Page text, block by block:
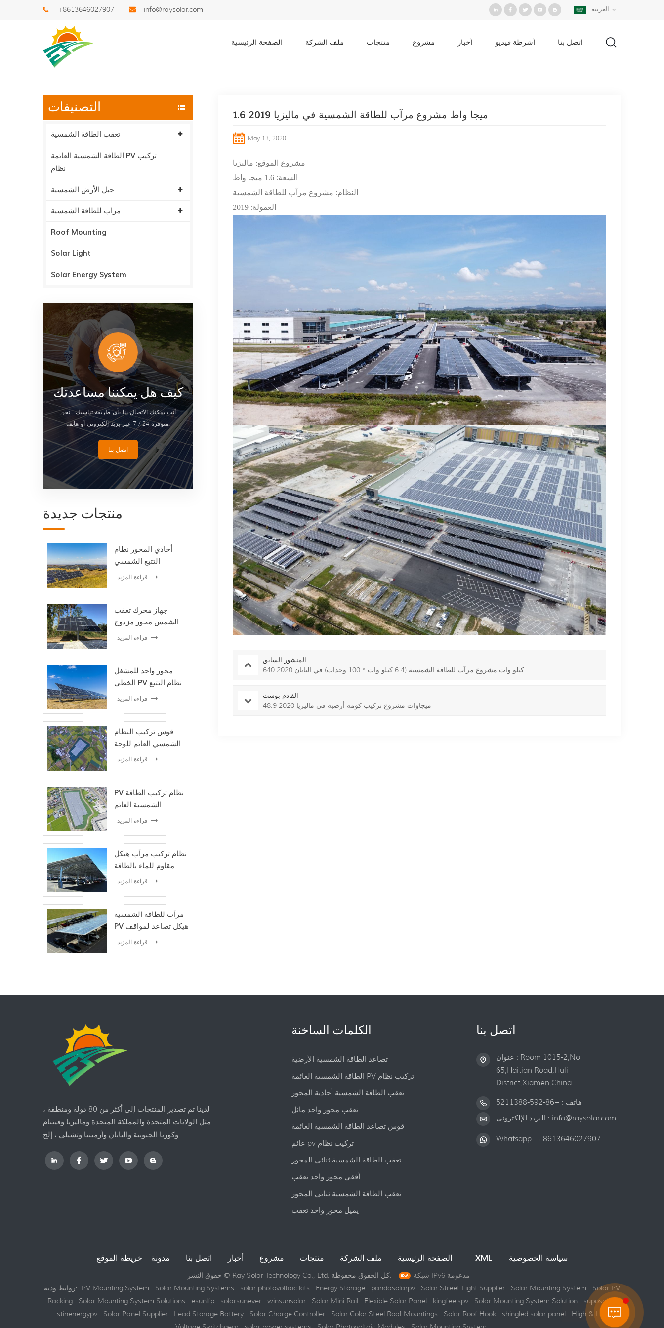
+8613646027907 info@raysolar.com العربية
الصفحة الرئيسية ملف الشركة منتجات مشروع أخبار أشرطة فيديو اتصل بنا مشروع الصفحة الرئيسية مشروع
1.6 ميجا واط مشروع مرآب للطاقة الشمسية في ماليزيا 2019
May 13, 2020
مشروع الموقع: ماليزيا
السعة: 1.6 ميجا واط
النظام: مشروع مرآب للطاقة الشمسية
العمولة: 2019
المنشور السابق
640 كيلو وات مشروع مرآب للطاقة الشمسية (6.4 كيلو وات * 100 وحدات) في اليابان 2020
القادم بوست
48.9 ميجاوات مشروع تركيب كومة أرضية في ماليزيا 2020
التصنيفات
تعقب الطاقة الشمسية
الطاقة الشمسية العائمة PV تركيب
نظام
جبل الأرض الشمسية
مرآب للطاقة الشمسية
Roof Mounting
Solar Light
Solar Energy System
كيف هل يمكننا مساعدتك
أنت يمكنك الاتصال بنا بأي طريقة تناسبك . نحن
متوفرة 24 / 7 عبر بريد إلكتروني أو هاتف.
اتصل بنا
منتجات جديدة
أحادي المحور نظام
التتبع الشمسي
الكهروضوئي
قراءة المزيد
جهاز محرك تعقب
الشمس محور مزدوج
نظام تعقب الطاقة
قراءة المزيد
محور واحد للمشغل
الخطي PV نظام التتبع
الشمسي
قراءة المزيد
قوس تركيب النظام
الشمسي العائم للوحة
الشمسية
قراءة المزيد
PV نظام تركيب الطاقة
الشمسية العائم
قراءة المزيد
نظام تركيب مرآب هيكل
مقاوم للماء بالطاقة
الشمسية
قراءة المزيد
مرآب للطاقة الشمسية
PV هيكل تصاعد لمواقف
السيارات
قراءة المزيد
لدينا تم تصدير المنتجات إلى أكثر من 80 دولة ومنطقة ،
مثل الولايات المتحدة والمملكة المتحدة وماليزيا وفيتنام
وكوريا الجنوبية واليابان وأرمينيا وتشيلي ، إلخ.
الكلمات الساخنة
تصاعد الطاقة الشمسية الأرضية
الطاقة الشمسية العائمة PV تركيب نظام
تعقب الطاقة الشمسية أحادية المحور
تعقب محور واحد مائل
قوس تصاعد الطاقة الشمسية العائمة
عائم pv تركيب نظام
تعقب الطاقة الشمسية ثنائي المحور
أفقي محور واحد تعقب
تعقب الطاقة الشمسية ثنائي المحور
يميل محور واحد تعقب
اتصل بنا
عنوان : Room 1015-2,No.
65,Haitian Road,Huli
District,Xiamen,China
هاتف : +86-592-5211388
البريد الإلكتروني : info@raysolar.com
Whatsapp : +8613646027907
الصفحة الرئيسية ملف الشركة منتجات مشروع أخبار اتصل بنا مدونة XML سياسة الخصوصية
حقوق النشر © Ray Solar Technology Co., Ltd. كل الحقوق محفوظة.
شبكة IPv6 مدعومة
روابط ودية: PV Mounting System Solar Mounting Systems solar photovoltaic kits Energy Storage pandasolarpv Solar Street Light Supplier Solar Mounting System
Solar PV
Racking
Solar Mounting System Solutions esunlfp solarsunever winsunsolar Solar Mini Rail Flexible Solar Panel kingfeelspv Solar Mounting System Solution
suposolar
stinenergypv
Solar Panel Supplier Lead Storage Battery Solar Charge Controller Solar Color Steel Roof Mountings Solar Roof Hook shingled solar panel
High & Low